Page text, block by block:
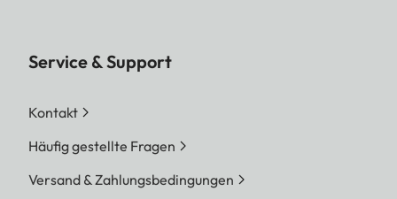
Service & Support
Kontakt
Häufig gestellte Fragen
Versand & Zahlungsbedingungen